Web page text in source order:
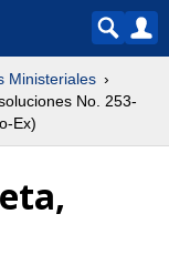
Ministeriales
No. 253-
Ex)